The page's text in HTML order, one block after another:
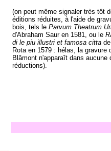
(on peut même signaler très tôt
éditions réduites, à l'aide de
bois, tels le Parvum Theatrum
d'Abraham Saur en 1581, ou le
di le piu illustri et famosa citta
Rota en 1579 : hélas, la gravure
Blâmont n'apparaît dans aucune
réductions).